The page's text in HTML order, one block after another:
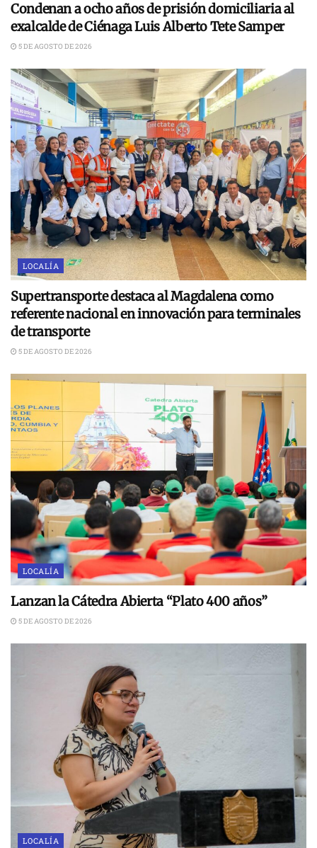
Condenan a ocho años de prisión domiciliaria al
exalcalde de Ciénaga Luis Alberto Tete Samper
5 DE AGOSTO DE 2026
LOCALÍA
Supertransporte destaca al Magdalena como
referente nacional en innovación para terminales
de transporte
5 DE AGOSTO DE 2026
LOCALÍA
Lanzan la Cátedra Abierta “Plato 400 años”
5 DE AGOSTO DE 2026
LOCALÍA